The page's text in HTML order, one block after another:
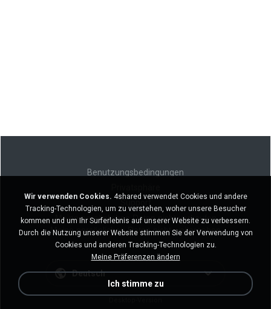
Benutzungsbedingungen
Meine persönlichen Daten nicht verkaufen
Meine persönlichen Daten nicht weitergeben
Deutsch
Wir verwenden Cookies. 4shared verwendet Cookies und andere
Tracking-Technologien, um zu verstehen, woher unsere Besucher
kommen und um Ihr Surferlebnis auf unserer Website zu verbessern.
Durch die Nutzung unserer Website stimmen Sie der Verwendung von
Cookies und anderen Tracking-Technologien zu.
Meine Präferenzen ändern
Ich stimme zu